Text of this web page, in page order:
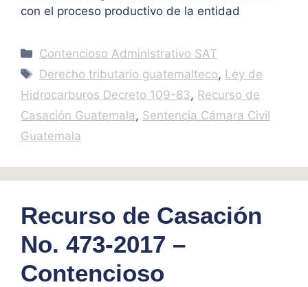
con el proceso productivo de la entidad
Categories
Contencioso Administrativo SAT
Tags
Derecho tributario guatemalteco, Ley de
Hidrocarburos Decreto 109-83, Recurso de
Casación Guatemala, Sentencia Cámara Civil
Guatemala
Recurso de Casación
No. 473-2017 –
Contencioso